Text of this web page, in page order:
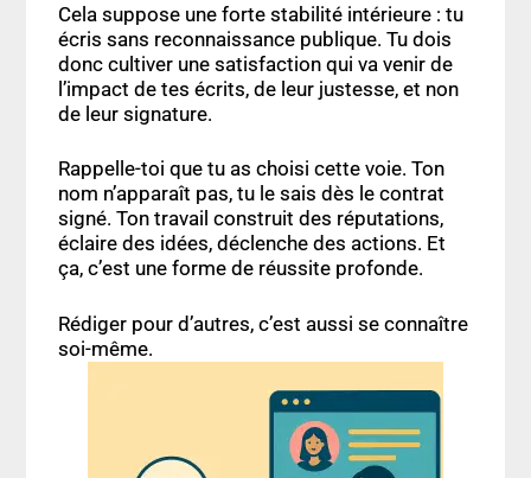
Cela suppose une forte stabilité intérieure : tu
écris sans reconnaissance publique. Tu dois
donc cultiver une satisfaction qui va venir de
l’impact de tes écrits, de leur justesse, et non
de leur signature.
Rappelle-toi que tu as choisi cette voie. Ton
nom n’apparaît pas, tu le sais dès le contrat
signé. Ton travail construit des réputations,
éclaire des idées, déclenche des actions. Et
ça, c’est une forme de réussite profonde.
Rédiger pour d’autres, c’est aussi se connaître
soi-même.